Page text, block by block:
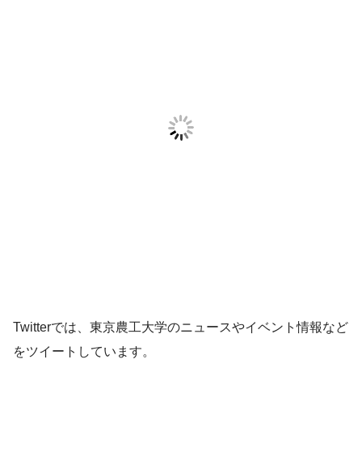
Twitterでは、東京農工大学のニュースやイベント情報など
をツイートしています。